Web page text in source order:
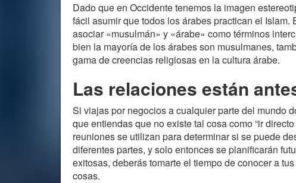
Dado que en Occidente tenemos la imagen
fácil asumir que todos los árabes practican el
asociar «musulmán» y «árabe» como términos
bien la mayoría de los árabes son musulmanes,
gama de creencias religiosas en la cultura árabe.
Las relaciones están
Si viajas por negocios a cualquier parte del mundo
que entiendas que no existe tal cosa como “ir
reuniones se utilizan para determinar si se puede
diferentes partes, y solo entonces se planificarán
exitosas, deberás tomarte el tiempo de conocer a
cosas.